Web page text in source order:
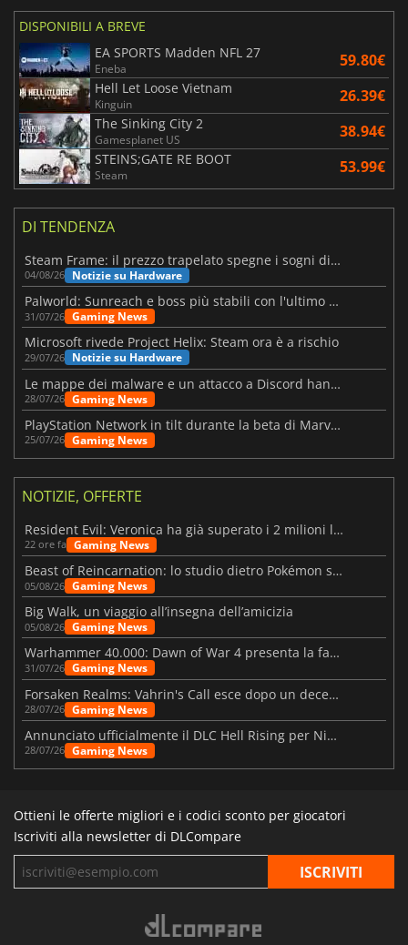
DISPONIBILI A BREVE
EA SPORTS Madden NFL 27
Eneba 59.80€
Hell Let Loose Vietnam
Kinguin 26.39€
The Sinking City 2
Gamesplanet US 38.94€
STEINS;GATE RE BOOT
Steam 53.99€
DI TENDENZA
Steam Frame: il prezzo trapelato spegne i sogni di un VR economico
04/08/26 Notizie su Hardware
Palworld: Sunreach e boss più stabili con l'ultimo update
31/07/26 Gaming News
Microsoft rivede Project Helix: Steam ora è a rischio
29/07/26 Notizie su Hardware
Le mappe dei malware e un attacco a Discord hanno colpito Meccha Chameleon
28/07/26 Gaming News
PlayStation Network in tilt durante la beta di Marvel Tōkon
25/07/26 Gaming News
NOTIZIE, OFFERTE
Resident Evil: Veronica ha già superato i 2 milioni liste dei desideri
22 ore fa Gaming News
Beast of Reincarnation: lo studio dietro Pokémon su una nuova strada
05/08/26 Gaming News
Big Walk, un viaggio all’insegna dell’amicizia
05/08/26 Gaming News
Warhammer 40.000: Dawn of War 4 presenta la fazione dei Necron
31/07/26 Gaming News
Forsaken Realms: Vahrin's Call esce dopo un decennio di sviluppo
28/07/26 Gaming News
Annunciato ufficialmente il DLC Hell Rising per Nioh 3
28/07/26 Gaming News
Ottieni le offerte migliori e i codici sconto per giocatori
Iscriviti alla newsletter di DLCompare